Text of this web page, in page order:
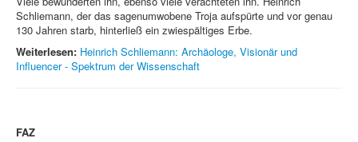
Schliemann, der das sagenumwobene Troja aufspürte und vor genau
130 Jahren starb, hinterließ ein zwiespältiges Erbe.
Weiterlesen: Heinrich Schliemann: Archäologe, Visionär und
Influencer - Spektrum der Wissenschaft
FAZ